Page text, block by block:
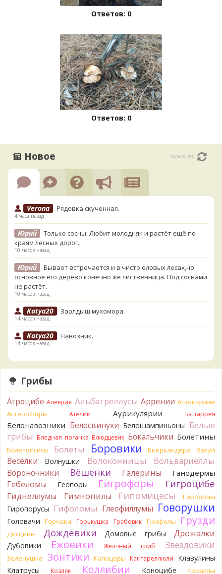
Ответов: 0
Ответов: 0
Новое только что
Verona Рядовка скученная.
4 часа назад
Юрий
Только сосны. Любит молодняк и растёт ещё по
краям лесных дорог.
10 часов назад
Юрий
Бывает встречается и в чисто еловых лесах,но
основное его дерево конечно же лиственница. Под соснами
не растёт.
10 часов назад
Katya20 Зарлдыш мухомора.
14 часов назад
Katya20 Навозник.
14 часов назад
Verona Скорее всего он.
1 день назад
Verona
1 день назад
Verona
Рядовка мыльная, судя по пластинкам.
Правильно сделали, что не взяли.
1 день назад
BorisM Подгруздок чёрный, или близкие виды
1 день назад
BorisM Сдаётся мне, на земле и в руке - разные грибы.
1 день назад
Кирилл
Вони не было, но вода и гриб при варке
начали желтеть. Выкинул. Большое спасибо.
1 день назад
Кирилл Спасибо.
1 день назад
Tatiana_A
Да. Но они не все безоговорочно
съедобны.
Грибы
Агроцибе Алеврия Альбатреллусы Аррении Аскокорине
Астерофоры
Ателии Аурикулярии Баттаррея
Белонавозники Белосвинухи Белошампиньоны Белые
грибы Бледная поганка Блюдцевик Бокальчики Болетины
Болетопсисы Болеты Боровики Бьеркандера Валуй
Весёлки Волнушки Волоконницы Вольвариеллы
Вороночники Вёшенки Галерины Ганодермы
Гебеломы Геопоры Гигрофоры Гигроцибе
Гиднеллумы Гимнопилы Гипомицесы Гиродоны
Гиропорусы Гифоломы Глеофиллумы Говорушки
Головачи Горчаки Горькушка Грабовик Грифолы Грузди
Дисцины Дождевики Домовые грибы Дрожалки
Дубовики Ежовики Жёлчный гриб Звездовики
Зеленушка Зонтики Калоцеры Кантареллюли
Клавулины
Клатрусы
Козляк Коллибии Коноцибе Кораллы